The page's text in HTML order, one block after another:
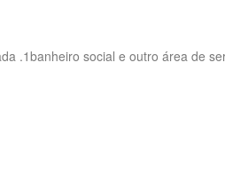
.1banheiro social e outro área de